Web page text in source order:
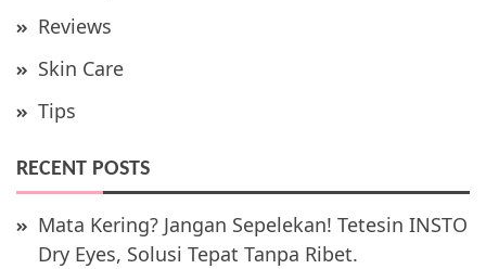
Reviews
Skin Care
Tips
RECENT POSTS
Mata Kering? Jangan Sepelekan! Tetesin INSTO
Dry Eyes, Solusi Tepat Tanpa Ribet.